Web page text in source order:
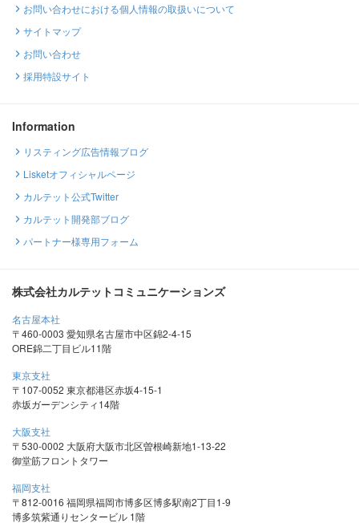
お問い合わせにおける個人情報の取扱いについて
サイトマップ
お問い合わせ
採用特設サイト
Information
リスティング広告情報ブログ
Lisketオフィシャルページ
カルテット公式Twitter
カルテット開発部ブログ
パートナー様専用フォーム
株式会社カルテットコミュニケーションズ
名古屋本社
〒460-0003 愛知県名古屋市中区錦2-4-15
ORE錦二丁目ビル11階
東京支社
〒107-0052 東京都港区赤坂4-15-1
赤坂ガーデンシティ14階
大阪支社
〒530-0002 大阪府大阪市北区曽根崎新地1-13-22
御堂筋フロントタワー
福岡支社
〒812-0016 福岡県福岡市博多区博多駅南2丁目1-9
博多筑紫通りセンタービル 1階